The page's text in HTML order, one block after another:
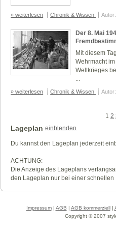
» weiterlesen Chronik & Wissen
Der 8. Mai
Mit diesem
Wehrmacht
Weltkrieges
...
» weiterlesen Chronik & Wissen
1 2
Lageplan einblenden
Du kannst den Lageplan jederzeit
ACHTUNG:
Die Anzeige des Lageplans
den Lageplan nur bei einer
Impressum| AGB | AGB kommerziell|
Copyright © 2007